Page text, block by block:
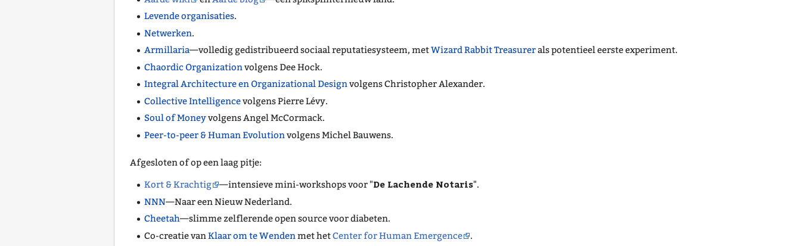
Levende organisaties.
Netwerken.
Armillaria—volledig gedistribueerd sociaal reputatiesysteem, metWizard Rabbit Treasurerals potentieel eerste experiment.
Chaordic Organizationvolgens Dee Hock.
Integral Architecture en Organizational Designvolgens Christopher Alexander.
Collective Intelligencevolgens Pierre Lévy.
Soul of Moneyvolgens Angel McCormack.
Peer-to-peer & Human Evolutionvolgens Michel Bauwens.
Afgesloten of op een laag pitje:
Kort & Krachtig —intensieve mini-workshops voor "De Lachende Notaris".
NNN—Naar een Nieuw Nederland.
Cheetah—slimme zelflerende open source voor diabeten.
Co-creatie van Klaar om te Wenden met hetCenter for Human Emergence .